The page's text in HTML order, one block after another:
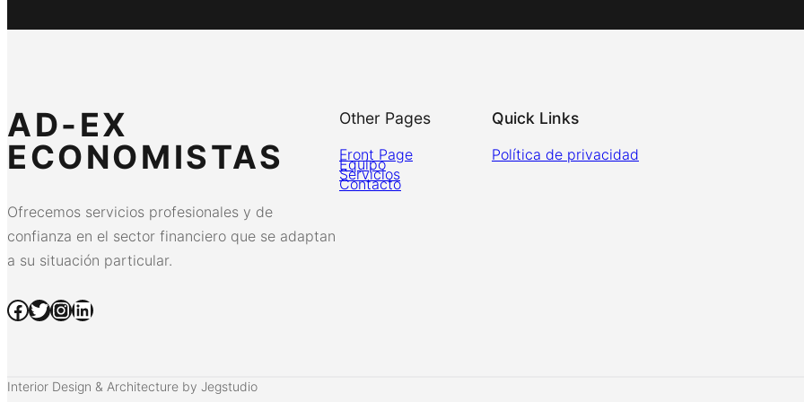
AD-EX
ECONOMISTAS
Ofrecemos servicios profesionales y de
confianza en el sector financiero que se adaptan
a su situación particular.
Facebook Twitter InstagramLinkedIn
Other Pages
Front Page
Equipo
Servicios
Contacto
Quick Links
Política de privacidad
Interior Design & Architecture by Jegstudio